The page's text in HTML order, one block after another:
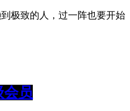
极致的人，过一阵也要开始
会员